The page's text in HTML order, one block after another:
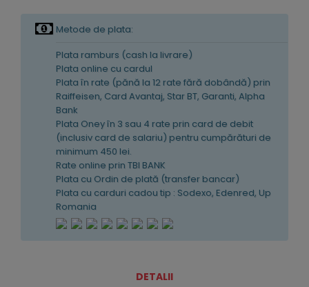
Metode de plata:
Plata ramburs (cash la livrare)
Plata online cu cardul
Plata în rate (pănă la 12 rate fără dobândă) prin
Raiffeisen, Card Avantaj, Star BT, Garanti, Alpha
Bank
Plata Oney în 3 sau 4 rate prin card de debit
(inclusiv card de salariu) pentru cumpărături de
minimum 450 lei.
Rate online prin TBI BANK
Plata cu Ordin de plată (transfer bancar)
Plata cu carduri cadou tip : Sodexo, Edenred, Up
Romania
DETALII